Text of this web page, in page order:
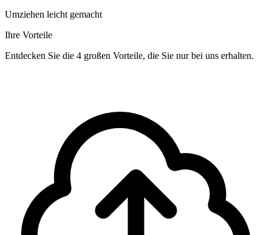
Umziehen leicht gemacht
Ihre Vorteile
Entdecken Sie die 4 großen Vorteile, die Sie nur bei uns erhalten.